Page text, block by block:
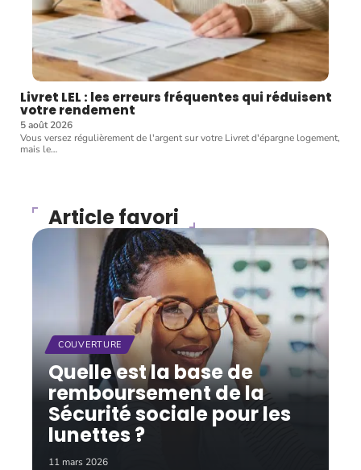
Livret LEL : les erreurs fréquentes qui réduisent
votre rendement
5 août 2026
Vous versez régulièrement de l'argent sur votre Livret d'épargne logement,
mais le…
Article favori
COUVERTURE
Quelle est la base de
remboursement de la
Sécurité sociale pour les
lunettes ?
11 mars 2026